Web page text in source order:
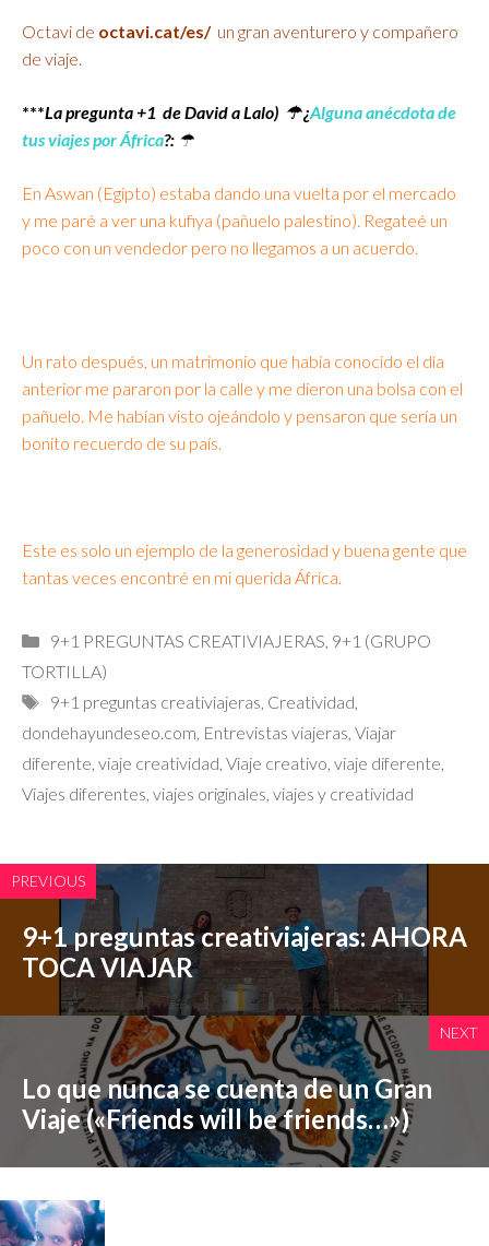
Octavi de octavi.cat/es/ un gran aventurero y compañero
de viaje.
***La pregunta +1 de David a Lalo) ☂ ¿Alguna anécdota de
tus viajes por África?: ☂
En Aswan (Egipto) estaba dando una vuelta por el mercado
y me paré a ver una kufiya (pañuelo palestino). Regateé un
poco con un vendedor pero no llegamos a un acuerdo.
Un rato después, un matrimonio que había conocido el día
anterior me pararon por la calle y me dieron una bolsa con el
pañuelo. Me habían visto ojeándolo y pensaron que sería un
bonito recuerdo de su país.
Este es solo un ejemplo de la generosidad y buena gente que
tantas veces encontré en mi querida África.
Categorías
9+1 PREGUNTAS CREATIVIAJERAS, 9+1 (GRUPO
TORTILLA)
Etiquetas
9+1 preguntas creativiajeras, Creatividad,
dondehayundeseo.com, Entrevistas viajeras, Viajar
diferente, viaje creatividad, Viaje creativo, viaje diferente,
Viajes diferentes, viajes originales, viajes y creatividad
PREVIOUS
9+1 preguntas creativiajeras: AHORA
TOCA VIAJAR
NEXT
Lo que nunca se cuenta de un Gran
Viaje («Friends will be friends…»)